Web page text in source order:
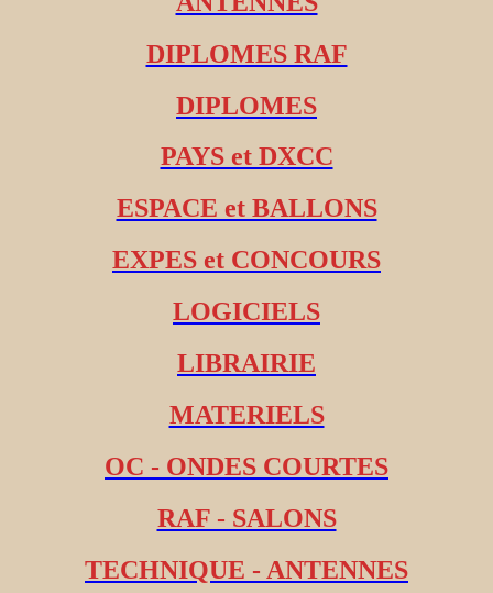
DIPLOMES RAF
DIPLOMES
PAYS et DXCC
ESPACE et BALLONS
EXPES et CONCOURS
LOGICIELS
LIBRAIRIE
MATERIELS
OC - ONDES COURTES
RAF - SALONS
TECHNIQUE - ANTENNES